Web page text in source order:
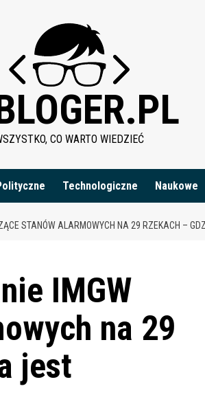
CO WARTO WIEDZIEĆ
Technologiczne Naukowe
STANÓW ALARMOWYCH NA 29 RZEKACH –
IMGW
na 29
jest